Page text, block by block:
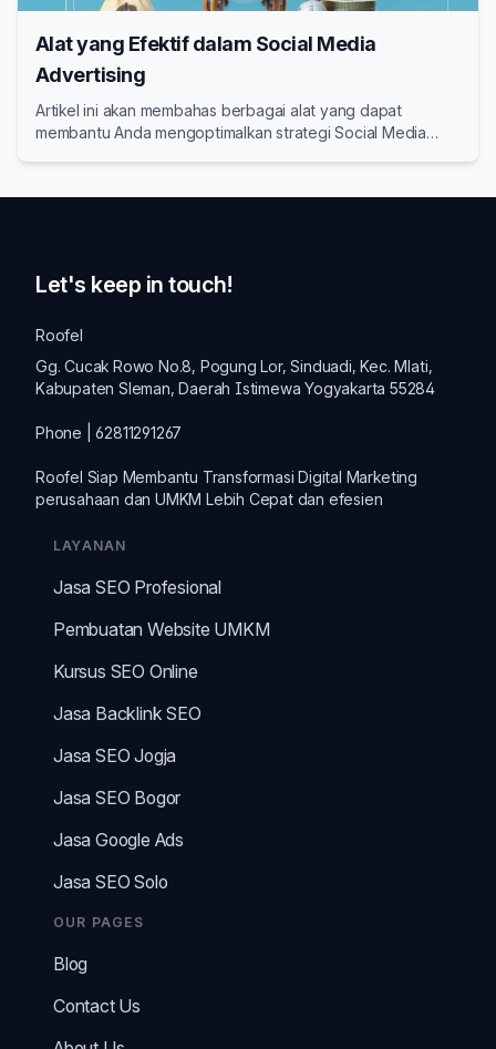
Alat yang Efektif dalam Social Media
Advertising
Artikel ini akan membahas berbagai alat yang dapat
membantu Anda mengoptimalkan strategi Social Media
Let's keep in touch!
Roofel
Gg. Cucak Rowo No.8, Pogung Lor, Sinduadi, Kec. Mlati,
Kabupaten Sleman, Daerah Istimewa Yogyakarta 55284
Phone | 62811291267
Roofel Siap Membantu TransformasiDigital Marketing
perusahaan danUMKM Lebih Cepat dan efesien
LAYANAN
Jasa SEO Profesional
Pembuatan Website UMKM
Kursus SEO Online
Jasa Backlink SEO
Jasa SEO Jogja
Jasa SEO Bogor
Jasa Google Ads
Jasa SEO Solo
OUR PAGES
Blog
Contact Us